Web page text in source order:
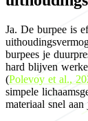
Ja. De burpee is
burpees je
hard blijven
(Polevoy et al.,
simpele
materiaal snel